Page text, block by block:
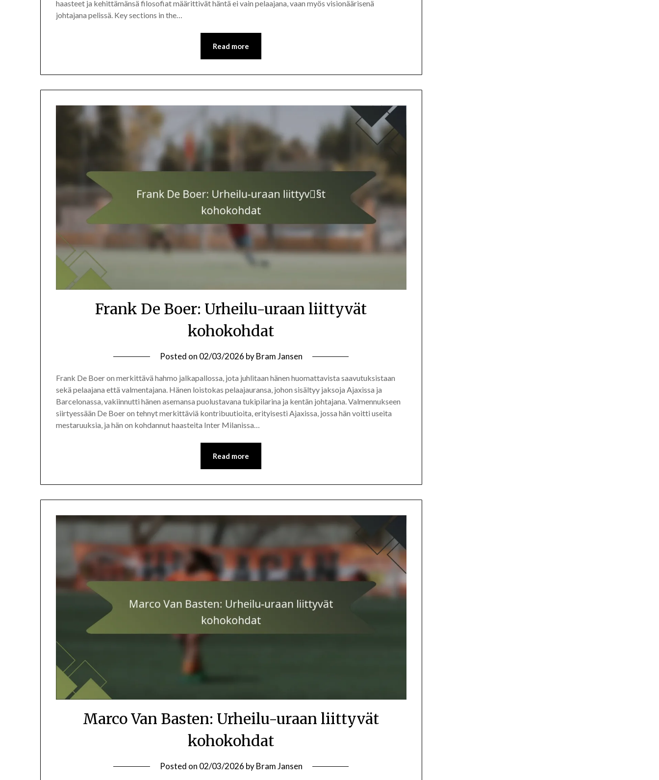
haasteet ja kehittämänsä filosofiat määrittivät häntä ei vain pelaajana, vaan myös visionäärisenä
johtajana pelissä. Key sections in the…
Read more
Frank De Boer: Urheilu-uraan liittyvät
kohokohdat
Posted on 02/03/2026 byBram Jansen
Frank De Boer on merkittävä hahmo jalkapallossa, jota juhlitaan hänen huomattavista saavutuksistaan
sekä pelaajana että valmentajana. Hänen loistokas pelaajauransa, johon sisältyy jaksoja Ajaxissa ja
Barcelonassa, vakiinnutti hänen asemansa puolustavana tukipilarina ja kentän johtajana. Valmennukseen
siirtyessään De Boer on tehnyt merkittäviä kontribuutioita, erityisesti Ajaxissa, jossa hän voitti useita
mestaruuksia, ja hän on kohdannut haasteita Inter Milanissa…
Read more
Marco Van Basten: Urheilu-uraan liittyvät
kohokohdat
Posted on 02/03/2026 byBram Jansen